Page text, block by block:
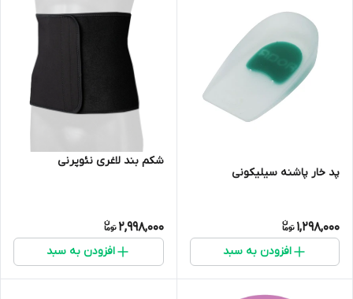
پد خار پاشنه سیلیکونی
1,298,000
افزودن به سبد
شکم بند لاغری نئوپرنی
2,998,000
افزودن به سبد